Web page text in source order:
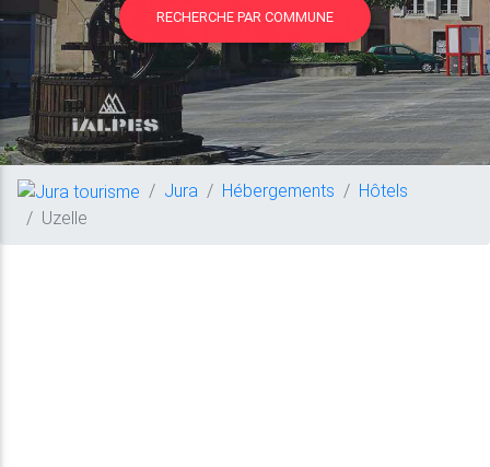
RECHERCHE PAR COMMUNE
Jura Hébergements
Hôtels
Uzelle